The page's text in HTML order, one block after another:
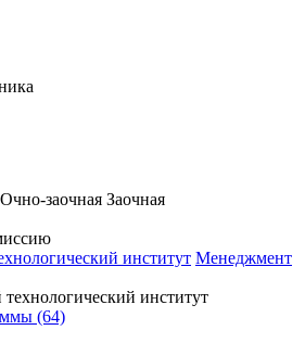
Очно-заочная Заочная
институт Менеджмент
(64)